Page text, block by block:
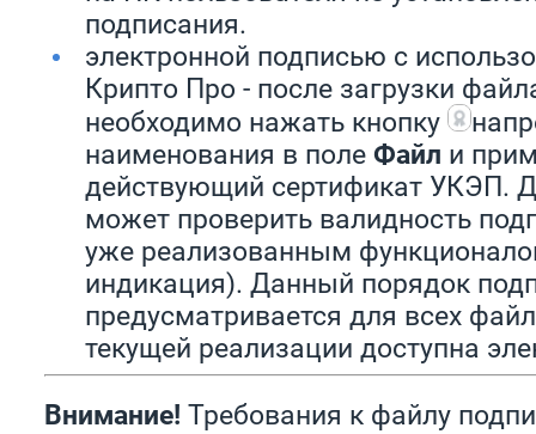
подписания.
электронной подписью с
Крипто Про - после загрузки
необходимо нажать кнопку
наименования в поле Файл и
действующий сертификат УКЭП.
может проверить валидность
уже реализованным
индикация). Данный порядок
предусматривается для всех
текущей реализации доступна
Внимание! Требования к файлу